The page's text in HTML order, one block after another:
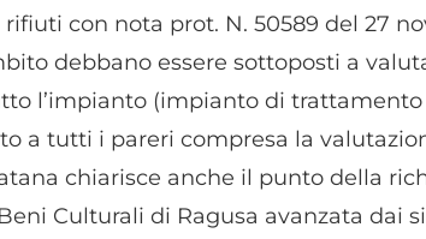
con nota prot. N. 50589 del 27
debbano essere sottoposti a
l’impianto (impianto di trattamento
a tutti i pareri compresa la
chiarisce anche il punto della
Culturali di Ragusa avanzata dai